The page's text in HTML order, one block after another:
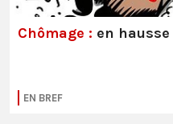
Chômage : en
EN BREF